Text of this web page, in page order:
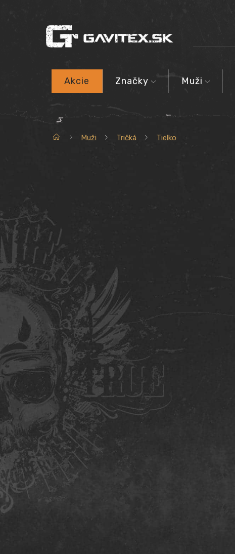
Akcie Značky Muži
Domov Muži Tričká Tielko